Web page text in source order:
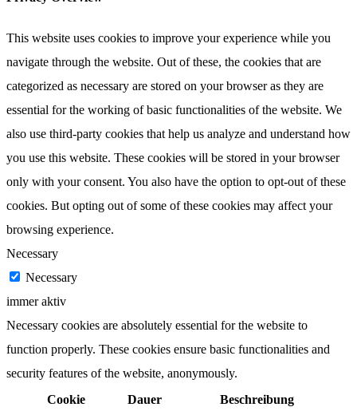
This website uses cookies to improve your experience while you
navigate through the website. Out of these, the cookies that are
categorized as necessary are stored on your browser as they are
essential for the working of basic functionalities of the website. We
also use third-party cookies that help us analyze and understand how
you use this website. These cookies will be stored in your browser
only with your consent. You also have the option to opt-out of these
cookies. But opting out of some of these cookies may affect your
browsing experience.
Necessary
Necessary
immer aktiv
Necessary cookies are absolutely essential for the website to
function properly. These cookies ensure basic functionalities and
security features of the website, anonymously.
Cookie
Dauer Beschreibung